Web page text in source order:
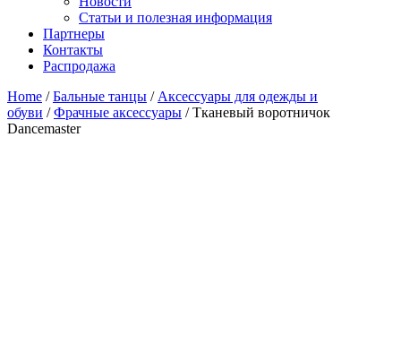
Статьи и полезная информация
Партнеры
Контакты
Распродажа
Home /Бальные танцы / Аксессуары для одежды и
обуви /Фрачные аксессуары / Тканевый воротничок
Dancemaster